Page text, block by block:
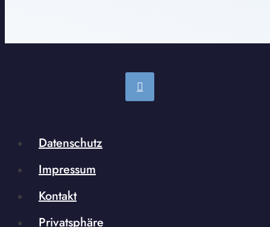
Datenschutz
Impressum
Kontakt
Privatsphäre